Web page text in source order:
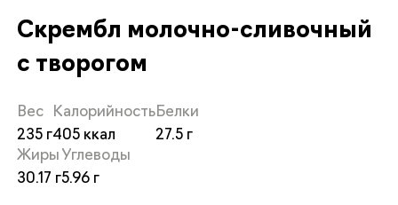
Скрембл молочно-сливочный
с творогом
Вес
235
Калорийность
405
Белки
27.5
Жиры
30.17
Углеводы
5.96